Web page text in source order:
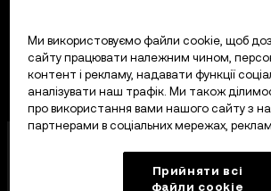
назвою OKX, тепер є
платформою, авторизованою
Ми використовуємо файли cookie, щоб
сайту працювати належним чином,
контент і рекламу, надавати функції
аналізувати наш трафік. Ми також
про використання вами нашого сайту з
партнерами в соціальних мережах, рекламі
Прийняти всі
файли сookie